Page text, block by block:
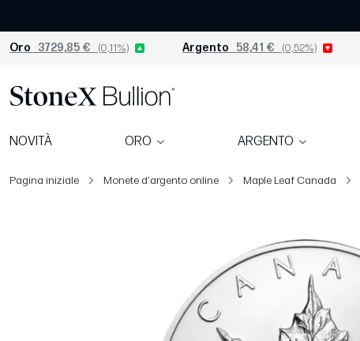
Oro 3729,85 € (0,11%) Argento 58,41 € (0,52%)
NOVITÀ ORO ARGENTO
Pagina iniziale Monete d'argento online Maple Leaf Canada